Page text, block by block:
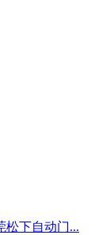
松下自动门...